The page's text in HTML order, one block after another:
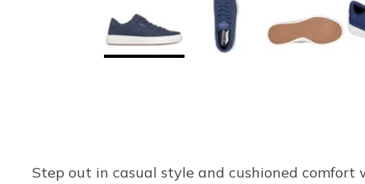
Step out in casual style and cushioned